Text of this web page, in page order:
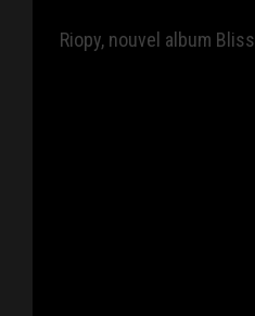
Riopy, nouvel album Bliss